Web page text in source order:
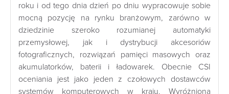
roku i od tego dnia dzień po dniu wypracowuje sobie
mocną pozycję na rynku branżowym, zarówno w
dziedzinie szeroko rozumianej automatyki
przemysłowej, jak i dystrybucji akcesoriów
fotograficznych, rozwiązań pamięci masowych oraz
akumulatorków, baterii i ładowarek. Obecnie CSI
oceniania jest jako jeden z czołowych dostawców
systemów komputerowych w kraju. Wyróżniona